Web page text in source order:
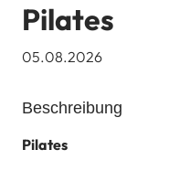
Pilates
05.08.2026
Beschreibung
Pilates